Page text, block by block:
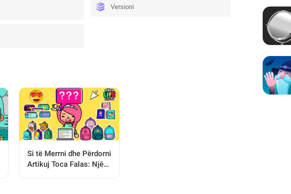
Versioni
Si të Merrni dhe Përdorni
Artikuj Toca Falas: Një